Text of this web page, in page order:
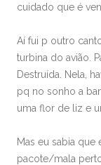
cuidado que é
Aí fui p outro
turbina do avião.
Destruída. Nela,
pq no sonho a
uma flor de liz e
Mas eu sabia que
pacote/mala